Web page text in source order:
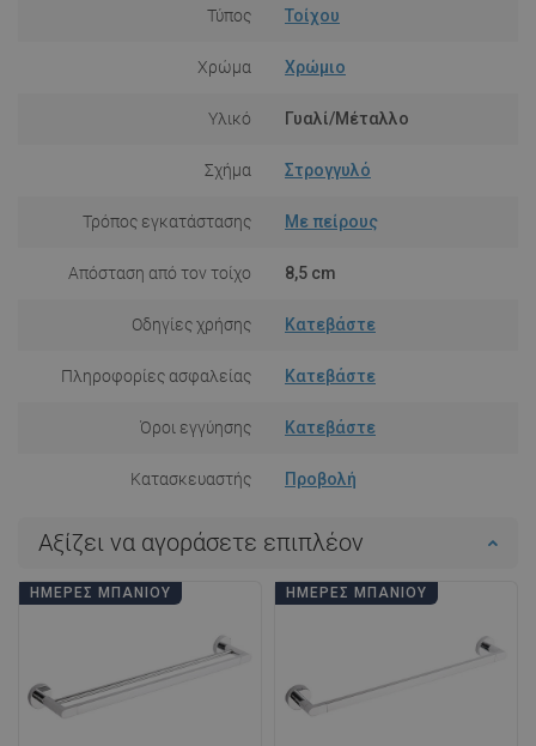
Τύπος Τοίχου
Χρώμα Χρώμιο
Υλικό Γυαλί/Μέταλλο
Σχήμα Στρογγυλό
Τρόπος εγκατάστασης Με πείρους
Απόσταση από τον τοίχο 8,5 cm
Οδηγίες χρήσης Κατεβάστε
Πληροφορίες ασφαλείας Κατεβάστε
Όροι εγγύησης Κατεβάστε
Κατασκευαστής Προβολή
Αξίζει να αγοράσετε επιπλέον
ΗΜΈΡΕΣ ΜΠΆΝΙΟΥ ΗΜΈΡΕΣ ΜΠΆΝΙΟΥ